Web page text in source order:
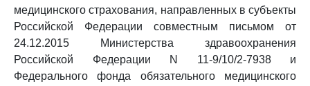
медицинского страхования, направленных в субъекты
Российской Федерации совместным письмом от
24.12.2015 Министерства здравоохранения
Российской Федерации N 11-9/10/2-7938 и
Федерального фонда обязательного медицинского